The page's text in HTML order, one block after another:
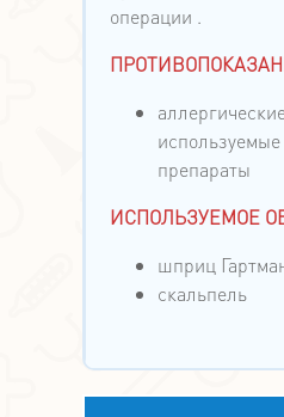
операции .
препараты
ИСПОЛЬЗУЕМОЕ
шприц
скальпель